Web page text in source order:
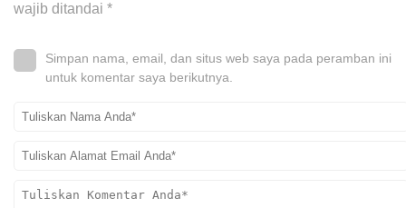
wajib ditandai *
Simpan nama, email, dan situs web saya pada peramban ini
untuk komentar saya berikutnya.